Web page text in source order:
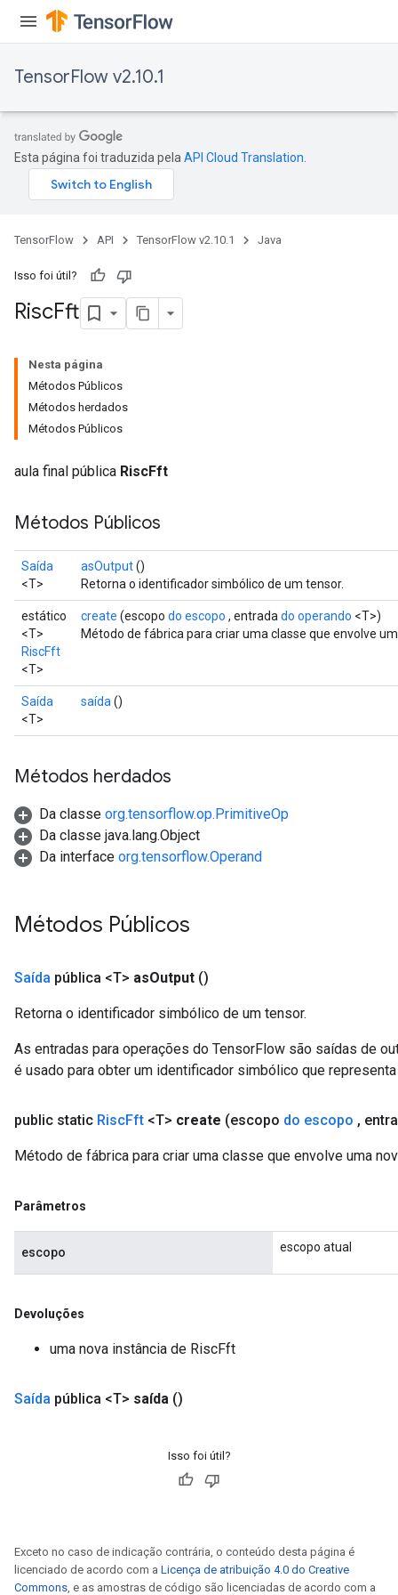
TensorFlow v2.10.1
Esta página foi traduzida pela API Cloud Translation
TensorFlow API TensorFlow v2.10.1 Java
Isso foi útil?
RiscFft
Nesta página
Métodos Públicos
Métodos herdados
Métodos Públicos
aula final pública RiscFft
Métodos Públicos
Saída
<T>
asOutput()
Retorna o identificador simbólico de um tensor.
estático
<T>
RiscFft
<T>
create (escopo do escopo , entrada do operando <T>)
Método de fábrica para criar uma classe que envolve
Saída
<T>
saída ()
Métodos herdados
Da classe org.tensorflow.op.PrimitiveOp
Da classe java.lang.Object
Da interface org.tensorflow.Operand
Métodos Públicos
Saída pública <T> asOutput ()
Retorna o identificador simbólico de um tensor.
As entradas para operações do TensorFlow são saídas de
é usado para obter um identificador simbólico que
public static RiscFft <T> create (escopo do escopo ,
Método de fábrica para criar uma classe que envolve uma
Parâmetros
escopo escopo atual
Devoluções
uma nova instância de RiscFft
Saída pública <T> saída ()
Isso foi útil?
Exceto no caso de indicação contrária, o conteúdo desta página é
licenciado de acordo com a Licença de atribuição 4.0 do Creative
Commons, e as amostras de código são licenciadas de acordo com a